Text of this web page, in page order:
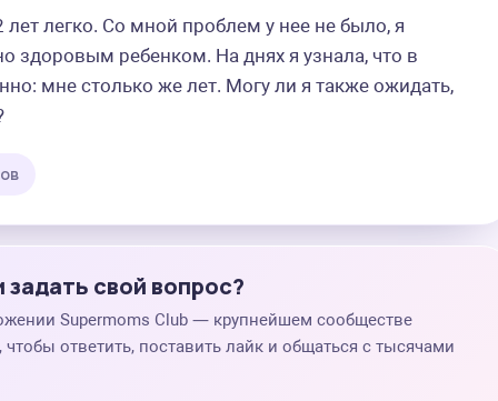
легко. Со мной проблем у нее не было, я
здоровым ребенком. На днях я узнала, что в
мне столько же лет. Могу ли я также ожидать,
свой вопрос?
Supermoms Club — крупнейшем сообществе
ответить, поставить лайк и общаться с тысячами